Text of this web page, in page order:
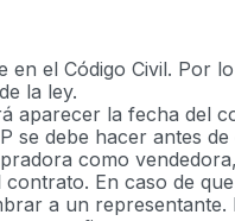
en el Código Civil. Por
la ley.
aparecer la fecha del
se debe hacer antes
como
En caso de
a un representante.